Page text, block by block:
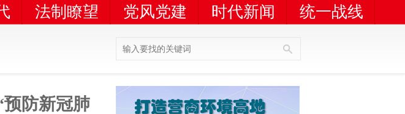
法制瞭望 党风党建 时代新闻
统一战线
防新冠肺